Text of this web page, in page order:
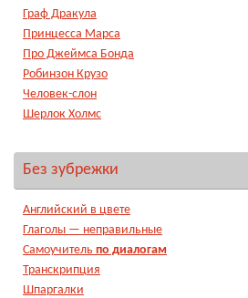
Граф Дракула
Принцесса Марса
Про Джеймса Бонда
Робинзон Крузо
Человек-слон
Шерлок Холмс
Без зубрежки
Английский в цвете
Глаголы — неправильные
Самоучитель по диалогам
Транскрипция
Шпаргалки